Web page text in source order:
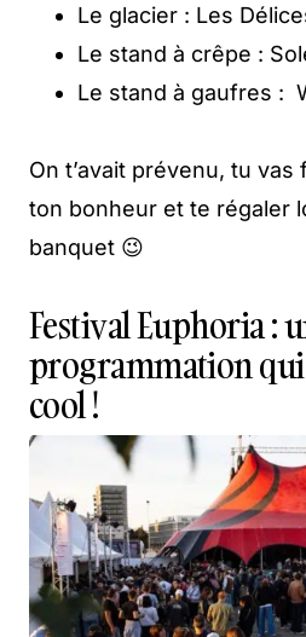
Le glacier : Les
Le stand à crêpe :
Le stand à gaufres :
On t’avait prévenu, tu
ton bonheur et te régaler
banquet 😉
Festival Euphoria :
programmation qui
cool !